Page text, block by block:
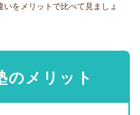
いをメリットで比べて見ましょ
のメリット